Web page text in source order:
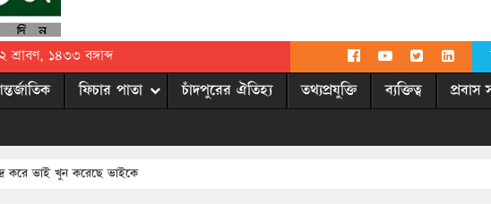
১৪৩৩ বঙ্গাব্দ
ফিচার পাতা চাঁদপুরের ঐতিহ্য তথ্যপ্রযুক্তি ব্যক্তিত্ব প্রবাস
করে ভাই খুন করেছে ভাইকে